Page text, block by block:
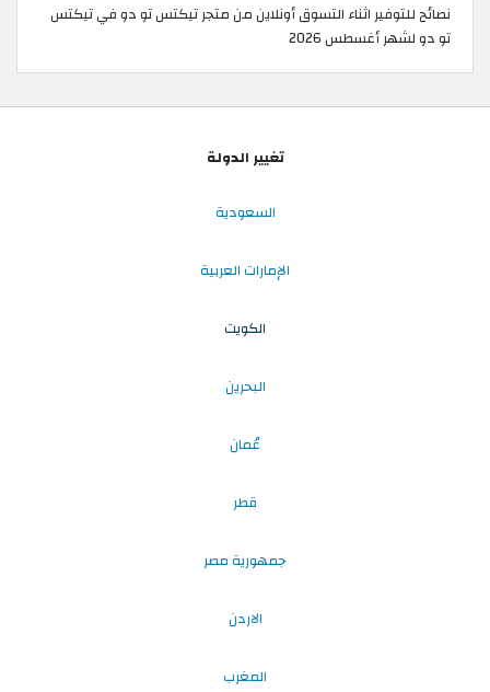
نصائح للتوفير اثناء التسوق أونلاين من متجر تيكتس تو دو في تيكتس
تو دو لشهر أغسطس 2026
تغيير الدولة
السعودية
الإمارات العربية
الكويت
البحرين
عُمان
قطر
جمهورية مصر
الاردن
المغرب